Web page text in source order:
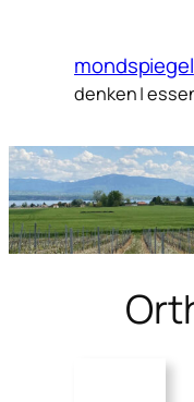
springen
mondspiegel
denken |